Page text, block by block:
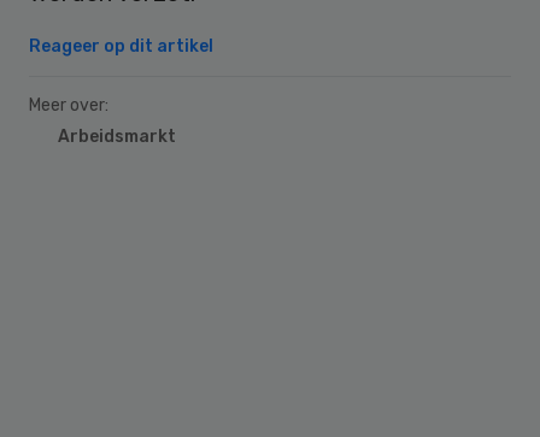
Reageer op dit artikel
Meer over:
Arbeidsmarkt